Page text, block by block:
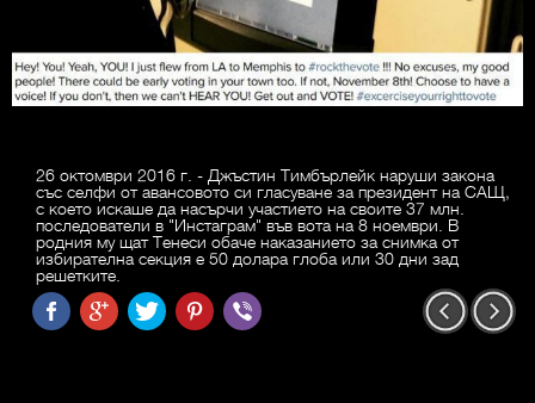
26 октомври 2016 г. - Джъстин Тимбърлейк наруши закона
със селфи от авансовото си гласуване за президент на САЩ,
с което искаше да насърчи участието на своите 37 млн.
последователи в "Инстаграм" във вота на 8 ноември. В
родния му щат Тенеси обаче наказанието за снимка от
избирателна секция е 50 долара глоба или 30 дни зад
решетките.